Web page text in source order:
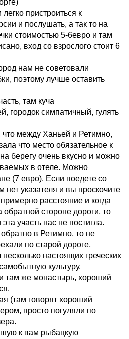
пристроиться к
и послушать, а так то на
стоимостью 5-6евро и там
вход со взрослого стоит 6
нам не советовали
поэтому лучше оставить
там куча
городок симпатичный, гулять
между Ханьей и Ретимно,
что место обязательное к
берегу очень вкусно и можно
в отеле. Можно
(7 евро). Если поедете со
нет указателя и вы проскочите
расстояние и когда
обратной стороне дороги, то
участь нас не постигла.
в Ретимно, то не
по старой дороге,
несколько настоящих греческих
культуру.
там же монастырь, хороший
(там говорят хороший
просто погуляли по
к вам рыбацкую